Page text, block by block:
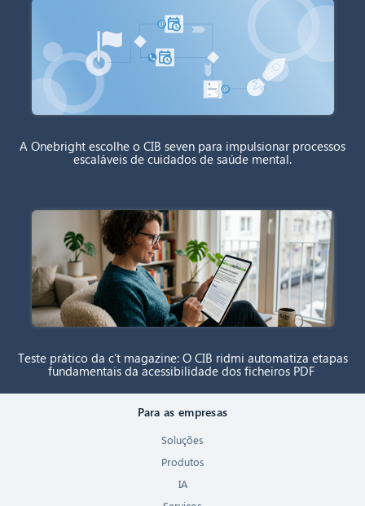
A Onebright escolhe o CIB seven para impulsionar processos
escaláveis de cuidados de saúde mental.
Teste prático da c’t magazine: O CIB ridmi automatiza etapas
fundamentais da acessibilidade dos ficheiros PDF
Para as empresas
Soluções
Produtos
IA